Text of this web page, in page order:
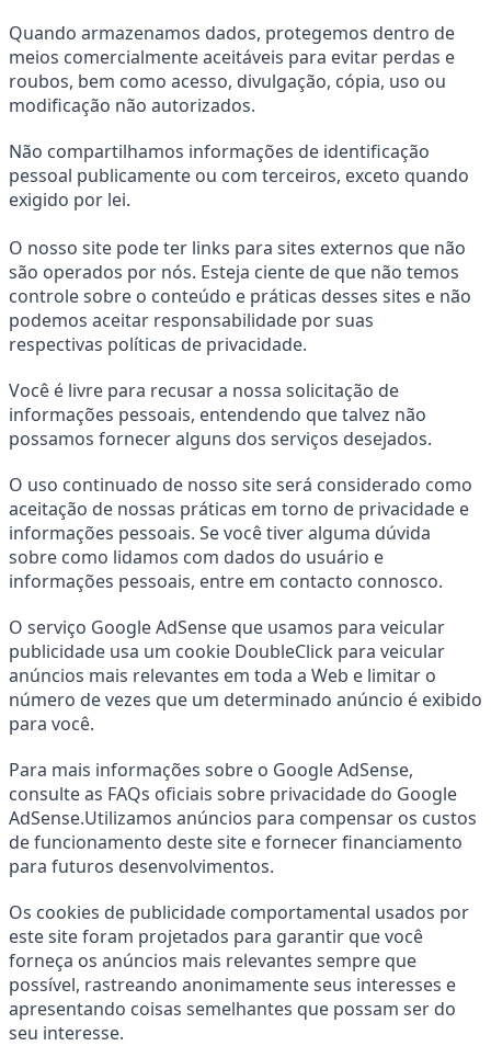
Quando armazenamos dados, protegemos dentro de
meios comercialmente aceitáveis ​​para evitar perdas e
roubos, bem como acesso, divulgação, cópia, uso ou
modificação não autorizados.
Não compartilhamos informações de identificação
pessoal publicamente ou com terceiros, exceto quando
exigido por lei.
O nosso site pode ter links para sites externos que não
são operados por nós. Esteja ciente de que não temos
controle sobre o conteúdo e práticas desses sites e não
podemos aceitar responsabilidade por suas
respectivas políticas de privacidade.
Você é livre para recusar a nossa solicitação de
informações pessoais, entendendo que talvez não
possamos fornecer alguns dos serviços desejados.
O uso continuado de nosso site será considerado como
aceitação de nossas práticas em torno de privacidade e
informações pessoais. Se você tiver alguma dúvida
sobre como lidamos com dados do usuário e
informações pessoais, entre em contacto connosco.
O serviço Google AdSense que usamos para veicular
publicidade usa um cookie DoubleClick para veicular
anúncios mais relevantes em toda a Web e limitar o
número de vezes que um determinado anúncio é exibido
para você.
Para mais informações sobre o Google AdSense,
consulte as FAQs oficiais sobre privacidade do Google
AdSense.Utilizamos anúncios para compensar os custos
de funcionamento deste site e fornecer financiamento
para futuros desenvolvimentos.
Os cookies de publicidade comportamental usados ​​por
este site foram projetados para garantir que você
forneça os anúncios mais relevantes sempre que
possível, rastreando anonimamente seus interesses e
apresentando coisas semelhantes que possam ser do
seu interesse.